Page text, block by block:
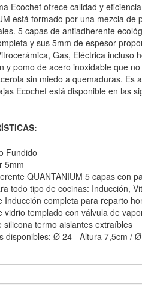
Ecochef ofrece calidad y
está formado por una mezcla
5 capas de antiadherente
y sus 5mm de espesor
Gas, Eléctrica incluso
y pomo de acero inoxidable que
sin miedo a quemaduras. Es
Ecochef está disponible en las
Fundido
5mm
QUANTANIUM 5 capas con
todo tipo de cocinas: Inducción,
Inducción completa para reparto
vidrio templado con válvula de
silicona termo aislantes extraíbles
disponibles: Ø 24 - Altura 7,5cm /